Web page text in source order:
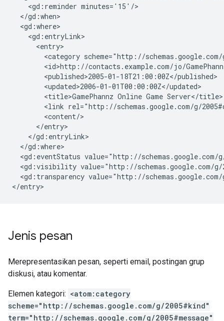
    <gd:reminder minutes='15'/>
  </gd:when>
  <gd:where>
    <gd:entryLink>
      <entry>
<category scheme="http://
<id>http://contacts.example.com/jo/
        <published>2005-01-18T21:00:00Z</published>
        <updated>2006-01-01T00:00:00Z</updated>
        <title>GamePhannz Online Game Server</title>
<link rel="http://schemas.google.com/g/
        <content/>
      </entry>
    </gd:entryLink>
  </gd:where>
<gd:eventStatus value="http://schemas.google.com/
<gd:visibility value="http://schemas.google.com/
<gd:transparency value="http://
</entry>
Jenis pesan
Merepresentasikan pesan, seperti email, postingan grup
diskusi, atau komentar.
Elemen kategori: <atom:category
scheme="http://schemas.google.com/g/2005#kind"
term="http://schemas.google.com/g/2005#message"